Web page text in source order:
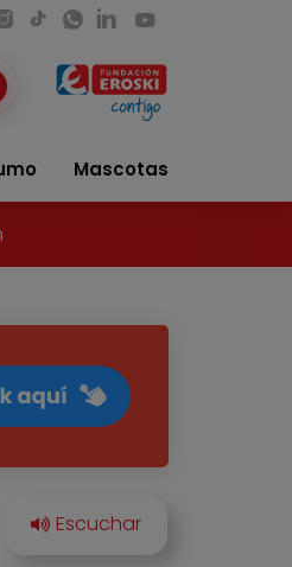
Mascotas